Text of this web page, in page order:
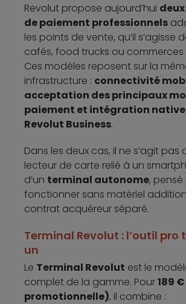
Revolut propose aujourd’hui
de paiement professionnels
les points de vente, qu’il s’agisse
cafés, food trucks ou commerces
Ces modèles reposent sur la
infrastructure : connectivité
acceptation des principaux
paiement et intégration
Revolut Business.
Dans les deux cas, il ne s’agit pas
lecteur de carte relié à un
d’un terminal autonome,
fonctionner sans matériel
contrat acquéreur séparé.
Terminal Revolut : l’outil
un
Le Terminal Revolut est le
complet de la gamme. Pour189
promotionnelle), il combine :